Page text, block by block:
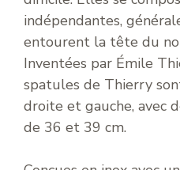
indépendantes,
entourent la tête du
Inventées par Émile
spatules de Thierry
droite et gauche, avec
de 36 et 39 cm.